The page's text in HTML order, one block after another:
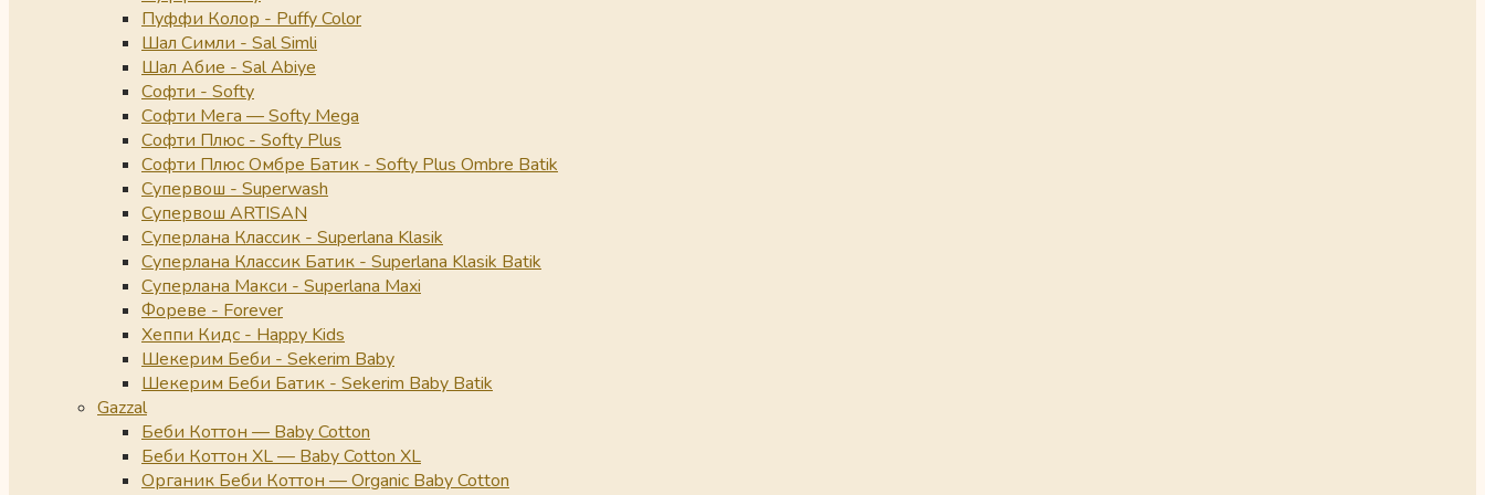
Пуффи Колор - Puffy Color
Шал Симли - Sal Simli
Шал Абие - Sal Abiye
Софти - Softy
Софти Мега — Softy Mega
Софти Плюс - Softy Plus
Софти Плюс Омбре Батик - Softy Plus Ombre Batik
Супервош - Superwash
Супервош ARTISAN
Суперлана Классик - Superlana Klasik
Суперлана Классик Батик - Superlana Klasik Batik
Суперлана Макси - Superlana Maxi
Фореве - Forever
Хеппи Кидс - Happy Kids
Шекерим Беби - Sekerim Baby
Шекерим Беби Батик - Sekerim Baby Batik
Gazzal
Беби Коттон — Baby Cotton
Беби Коттон XL — Baby Cotton XL
Органик Беби Коттон — Organic Baby Cotton